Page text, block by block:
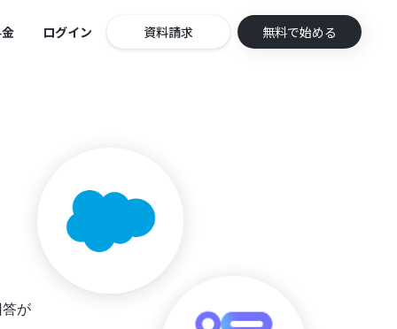
ログイン 資料請求 無料で始める
が